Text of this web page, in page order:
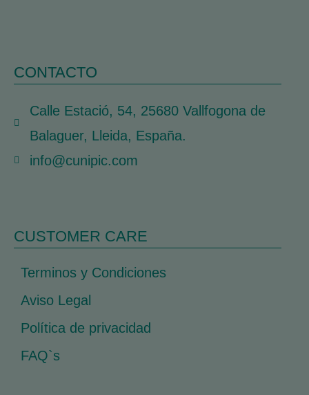
CONTACTO
Calle Estació, 54, 25680 Vallfogona de
Balaguer, Lleida, España.
info@cunipic.com
CUSTOMER CARE
Terminos y Condiciones
Aviso Legal
Política de privacidad
FAQ`s